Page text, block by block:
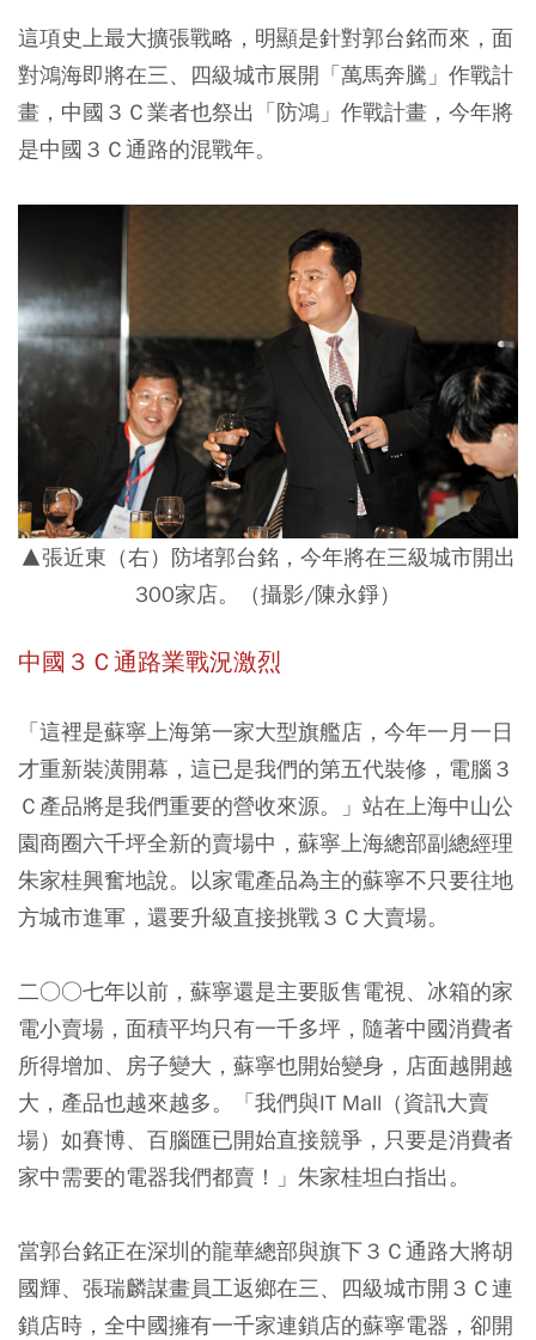
這項史上最大擴張戰略，明顯是針對郭台銘而來，面
對鴻海即將在三、四級城市展開「萬馬奔騰」作戰計
畫，中國３Ｃ業者也祭出「防鴻」作戰計畫，今年將
是中國３Ｃ通路的混戰年。
▲張近東（右）防堵郭台銘，今年將在三級城市開出
300家店。（攝影/陳永錚）
中國３Ｃ通路業戰況激烈
「這裡是蘇寧上海第一家大型旗艦店，今年一月一日
才重新裝潢開幕，這已是我們的第五代裝修，電腦３
Ｃ產品將是我們重要的營收來源。」站在上海中山公
園商圈六千坪全新的賣場中，蘇寧上海總部副總經理
朱家桂興奮地說。以家電產品為主的蘇寧不只要往地
方城市進軍，還要升級直接挑戰３Ｃ大賣場。
二○○七年以前，蘇寧還是主要販售電視、冰箱的家
電小賣場，面積平均只有一千多坪，隨著中國消費者
所得增加、房子變大，蘇寧也開始變身，店面越開越
大，產品也越來越多。「我們與IT Mall（資訊大賣
場）如賽博、百腦匯已開始直接競爭，只要是消費者
家中需要的電器我們都賣！」朱家桂坦白指出。
當郭台銘正在深圳的龍華總部與旗下３Ｃ通路大將胡
國輝、張瑞麟謀畫員工返鄉在三、四級城市開３Ｃ連
鎖店時，全中國擁有一千家連鎖店的蘇寧電器，卻開